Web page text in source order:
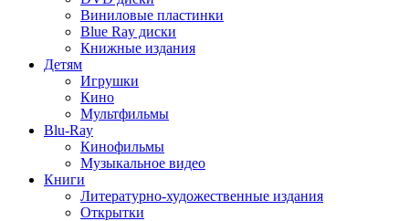
Виниловые пластинки
Blue Ray диски
Книжные издания
Детям
Игрушки
Кино
Мультфильмы
Blu-Ray
Кинофильмы
Музыкальное видео
Книги
Литературно-художественные издания
Открытки